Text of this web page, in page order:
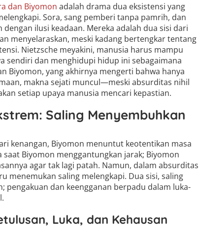
dan Biyomon adalah drama dua eksistensi yang
Sora, sang pemberi tanpa pamrih, dan
ilusi keadaan. Mereka adalah dua sisi dari
menyelaraskan, meski kadang bertengkar tentang
Nietzsche meyakini, manusia harus mampu
sendiri dan menghidupi hidup ini sebagaimana
Biyomon, yang akhirnya mengerti bahwa hanya
makna sejati muncul—meski absurditas nihil
setiap upaya manusia mencari kepastian.
Saling Menyembuhkan
kenangan, Biyomon menuntut keotentikan masa
saat Biyomon menggantungkan jarak; Biyomon
agar tak lagi patah. Namun, dalam absurditas
menemukan saling melengkapi. Dua sisi, saling
pengakuan dan keengganan berpadu dalam luka-
Luka, dan Kehausan